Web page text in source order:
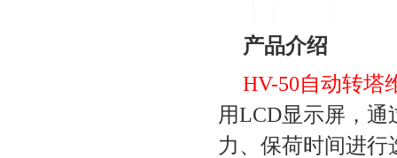
产品介绍
HV-50自动转塔
用LCD显示屏，通
力、保荷时间进行